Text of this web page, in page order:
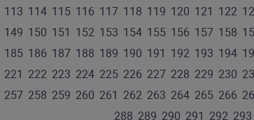
113 114 115 116 117 118 119 120 121 122
149 150 151 152 153 154 155 156 157 158
185 186 187 188 189 190 191 192 193 194
221 222 223 224 225 226 227 228 229 230
257 258 259 260 261 262 263 264 265 266
288 289 290 291 292 293